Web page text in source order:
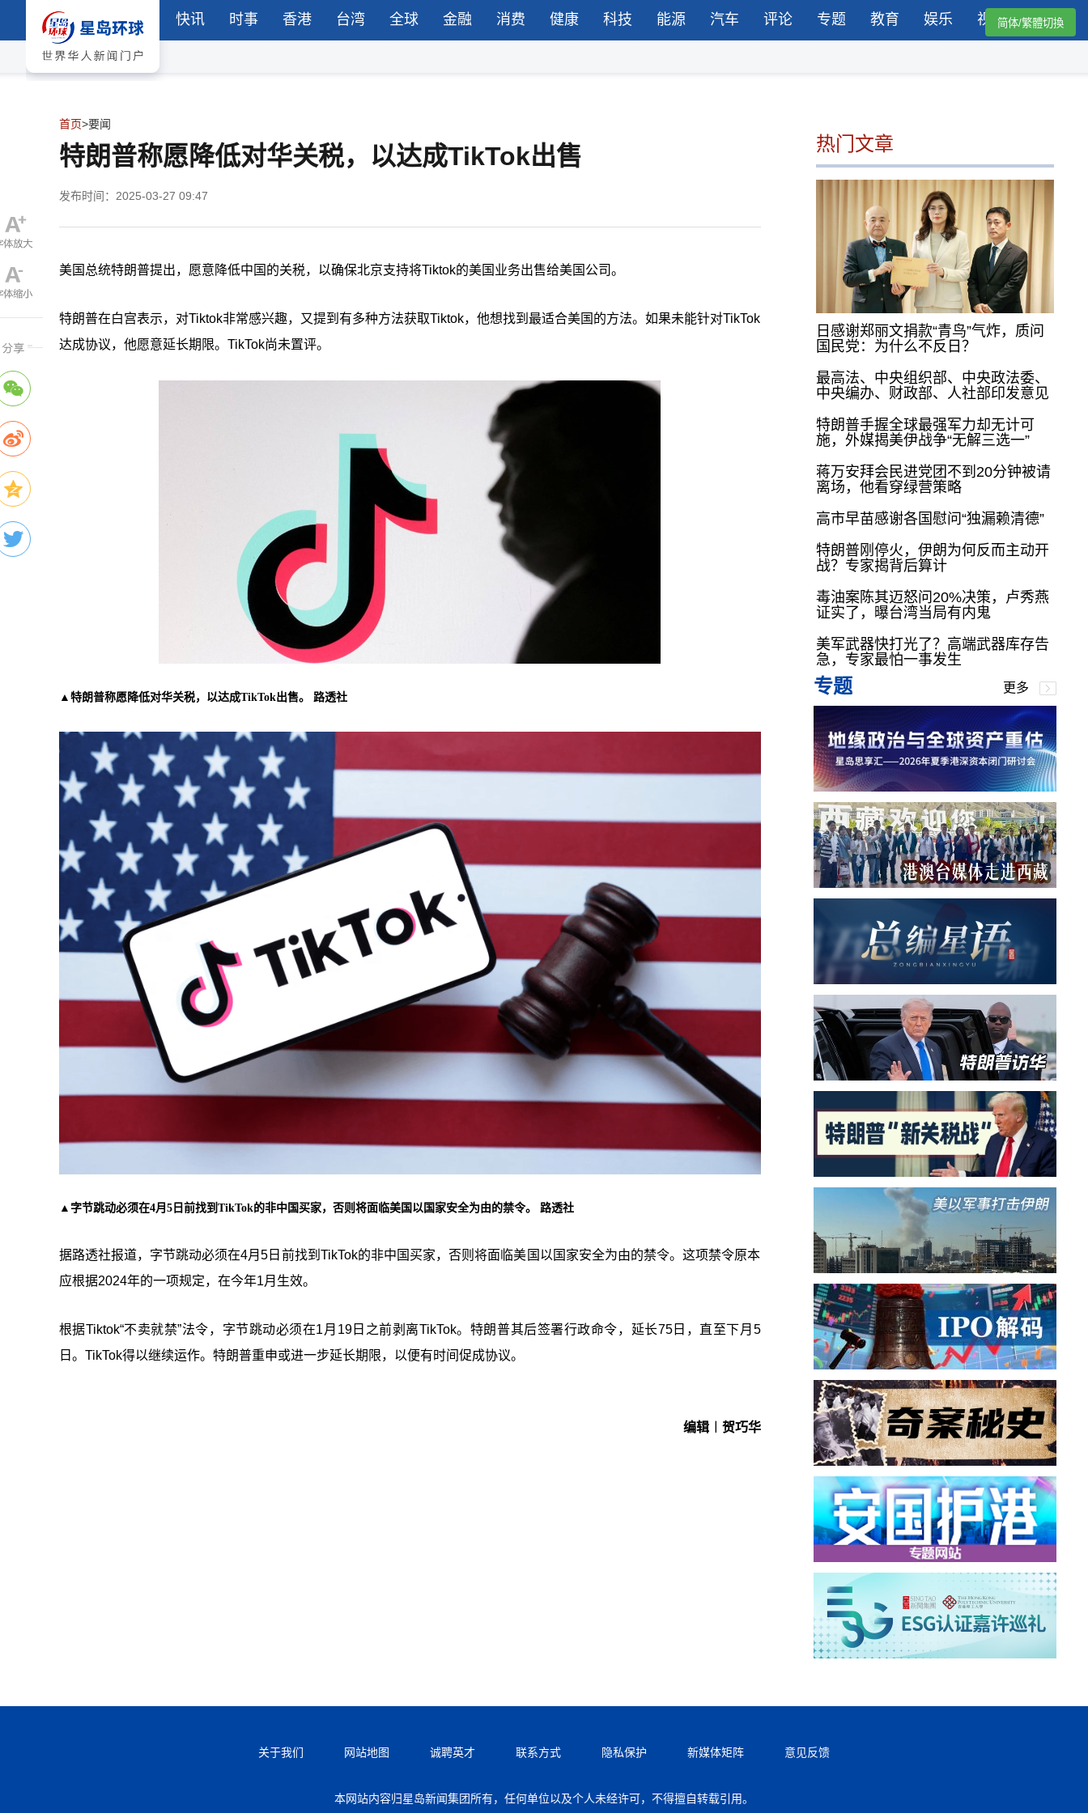
快讯 时事 香港 台湾 全球 金融 消费 健康 科技 能源 汽车 评论 专题 教育 娱乐 视频简体/繁體切換
首页>要闻
特朗普称愿降低对华关税，以达成TikTok出售
发布时间：2025-03-27 09:47
美国总统特朗普提出，愿意降低中国的关税，以确保北京支持将Tiktok的美国业务出售给美国公司。
特朗普在白宫表示，对Tiktok非常感兴趣，又提到有多种方法获取Tiktok，他想找到最适合美国的方法。如果未能针对TikTok
达成协议，他愿意延长期限。TikTok尚未置评。
▲特朗普称愿降低对华关税，以达成TikTok出售。 路透社
▲字节跳动必须在4月5日前找到TikTok的非中国买家，否则将面临美国以国家安全为由的禁令。 路透社
据路透社报道，字节跳动必须在4月5日前找到TikTok的非中国买家，否则将面临美国以国家安全为由的禁令。这项禁令原本
应根据2024年的一项规定，在今年1月生效。
根据Tiktok“不卖就禁”法令，字节跳动必须在1月19日之前剥离TikTok。特朗普其后签署行政命令，延长75日，直至下月5
日。TikTok得以继续运作。特朗普重申或进一步延长期限，以便有时间促成协议。
编辑︱贺巧华
热门文章
日感谢郑丽文捐款“青鸟”气炸，质问
国民党：为什么不反日？
最高法、中央组织部、中央政法委、
中央编办、财政部、人社部印发意见
特朗普手握全球最强军力却无计可
施，外媒揭美伊战争“无解三选一”
蒋万安拜会民进党团不到20分钟被请
离场，他看穿绿营策略
高市早苗感谢各国慰问“独漏赖清德”
特朗普刚停火，伊朗为何反而主动开
战？专家揭背后算计
毒油案陈其迈怒问20%决策，卢秀燕
证实了，曝台湾当局有内鬼
美军武器快打光了？高端武器库存告
急，专家最怕一事发生
专题 更多
关于我们 网站地图 诚聘英才 联系方式 隐私保护 新媒体矩阵 意见反馈
本网站内容归星岛新闻集团所有，任何单位以及个人未经许可，不得擅自转载引用。